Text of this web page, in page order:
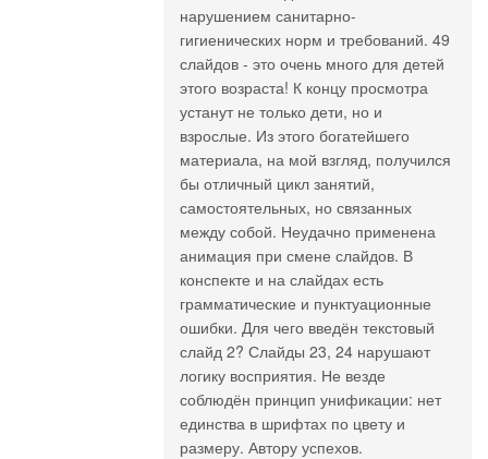
нарушением санитарно-
гигиенических норм и требований. 49
слайдов - это очень много для детей
этого возраста! К концу просмотра
устанут не только дети, но и
взрослые. Из этого богатейшего
материала, на мой взгляд, получился
бы отличный цикл занятий,
самостоятельных, но связанных
между собой. Неудачно применена
анимация при смене слайдов. В
конспекте и на слайдах есть
грамматические и пунктуационные
ошибки. Для чего введён текстовый
слайд 2? Слайды 23, 24 нарушают
логику восприятия. Не везде
соблюдён принцип унификации: нет
единства в шрифтах по цвету и
размеру. Автору успехов.